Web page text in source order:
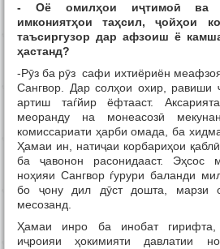
- Оё омилҳои иҷтимоӣ ва
имкониятҳои таҳсил,ҷойҳои
таъсиргузор дар афзоиш ё
ҳастанд?
-Рӯз ба рӯз сафи ихтиёриён
Сангвор. Дар солҳои охир, равиши
артиш таѓйир ёфтааст.
меоранду на монеасозӣ
комиссариати ҳарби омада, ба
Ҳамаи ин, натиҷаи корбариҳои
ба ҷавонон расонидааст. Эҳсос
ноҳияи Сангвор ѓурури баланди
бо ҷону дил дӯст дошта, марзи
месозанд.
Ҳамаи инро ба инобат
иҷроияи ҳокимияти давлатии